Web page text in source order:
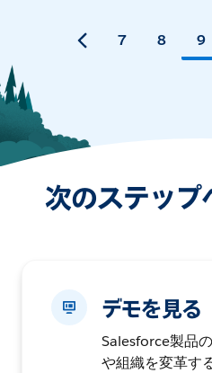
7 8 9
次のステップ
デモを見る
Salesforce製品
や組織を変革す